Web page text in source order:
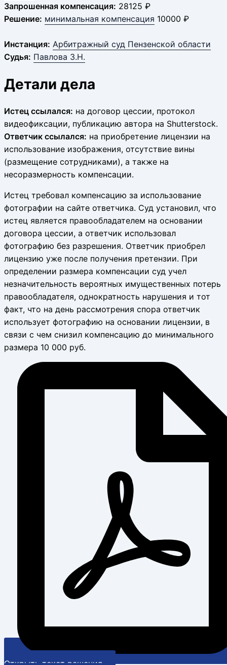
Запрошенная компенсация: 28125 ₽
Решение: минимальная компенсация 10000 ₽
Инстанция: Арбитражный суд Пензенской области
Судья: Павлова З.Н.
Детали дела
Истец ссылался: на договор цессии, протокол
видеофиксации, публикацию автора на Shutterstock.
Ответчик ссылался: на приобретение лицензии на
использование изображения, отсутствие вины
(размещение сотрудниками), а также на
несоразмерность компенсации.
Истец требовал компенсацию за использование
фотографии на сайте ответчика. Суд установил, что
истец является правообладателем на основании
договора цессии, а ответчик использовал
фотографию без разрешения. Ответчик приобрел
лицензию уже после получения претензии. При
определении размера компенсации суд учел
незначительность вероятных имущественных потерь
правообладателя, однократность нарушения и тот
факт, что на день рассмотрения спора ответчик
использует фотографию на основании лицензии, в
связи с чем снизил компенсацию до минимального
размера 10 000 руб.